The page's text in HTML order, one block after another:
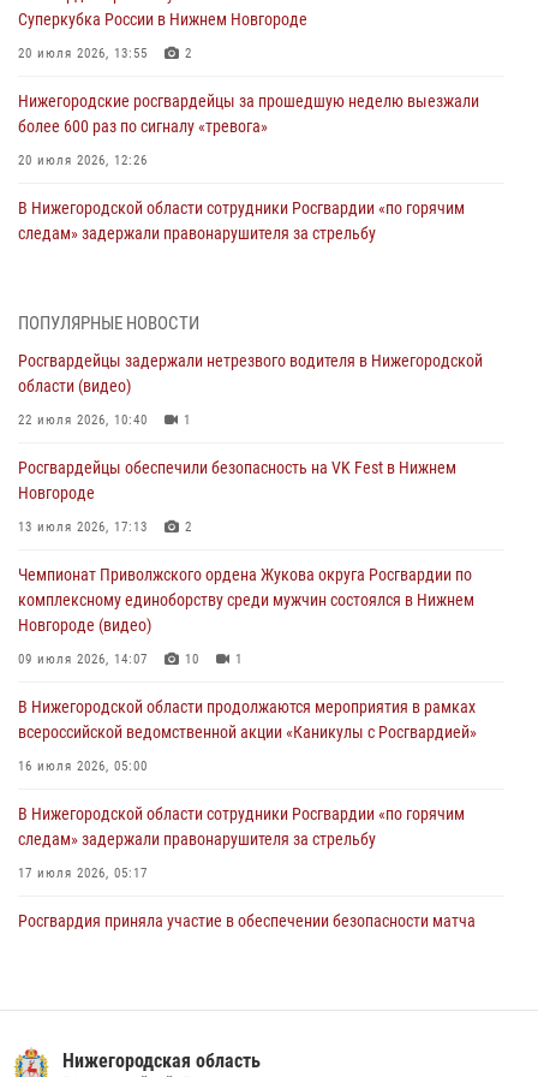
Суперкубка России в Нижнем Новгороде
20 июля 2026, 13:55 2
Нижегородские росгвардейцы за прошедшую неделю выезжали
более 600 раз по сигналу «тревога»
20 июля 2026, 12:26
В Нижегородской области сотрудники Росгвардии «по горячим
следам» задержали правонарушителя за стрельбу
В Нижегородской области продолжаются мероприятия в рамках
16 июля 2026, 05:00
Росгвардейцы обеспечили безопасность на VK Fest в Нижнем
13 июля 2026, 17:13
Нижегородские росгвардейцы за прошедшую неделю выезжали
13 июля 2026, 06:45
Росгвардейцы предотвратили серию краж в Нижнем Новгороде
10 июля 2026, 09:38
ПОПУЛЯРНЫЕ НОВОСТИ
Росгвардейцы задержали нетрезвого водителя в Нижегородской
области (видео)
22 июля 2026, 10:40 1
Росгвардейцы обеспечили безопасность на VK Fest в Нижнем
Новгороде
13 июля 2026, 17:13 2
Чемпионат Приволжского ордена Жукова округа Росгвардии по
комплексному единоборству среди мужчин состоялся в Нижнем
Новгороде (видео)
09 июля 2026, 14:07 10 1
В Нижегородской области продолжаются мероприятия в рамках
всероссийской ведомственной акции «Каникулы с Росгвардией»
16 июля 2026, 05:00
В Нижегородской области сотрудники Росгвардии «по горячим
следам» задержали правонарушителя за стрельбу
17 июля 2026, 05:17
Росгвардия приняла участие в обеспечении безопасности матча
святого равноапостольного князя Владимира
Нижегородская область